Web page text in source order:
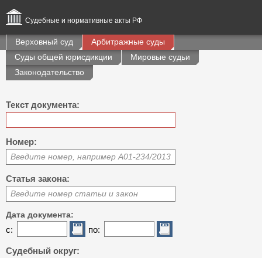
Судебные и нормативные акты РФ
Верховный суд
Арбитражные суды
Суды общей юрисдикции
Мировые судьи
Законодательство
Текст документа:
Номер:
Введите номер, например А01-234/2013
Статья закона:
Введите номер статьи и закон
Дата документа:
с: по:
Судебный округ: